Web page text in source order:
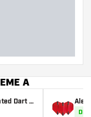
A
Dart F
White